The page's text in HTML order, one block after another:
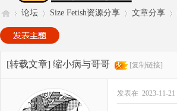
巨»
论坛
›
Size Fetish资源分享
›
文章分享
[转载文章] 缩小病与哥哥 [复制链接]
发表在 2023-11-21